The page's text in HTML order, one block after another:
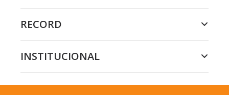
RECORD
INSTITUCIONAL